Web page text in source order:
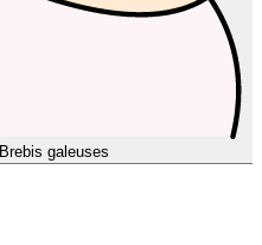
Brebis galeuses